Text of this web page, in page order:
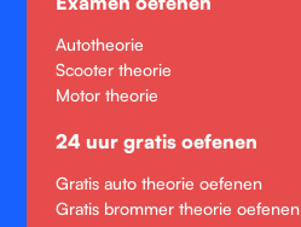
Autotheorie
Scooter theorie
Motor theorie
24 uur gratis oefenen
Gratis auto theorie oefenen
Gratis brommer theorie oefenen